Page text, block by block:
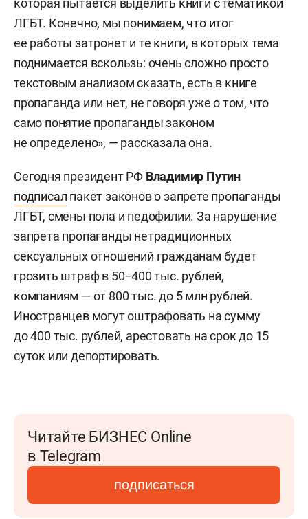
которая пытается выделить книги с тематикой
ЛГБТ. Конечно, мы понимаем, что итог
ее работы затронет и те книги, в которых тема
поднимается вскользь: очень сложно просто
текстовым анализом сказать, есть в книге
пропаганда или нет, не говоря уже о том, что
само понятие пропаганды законом
не определено», — рассказала она.
Сегодня президент РФ Владимир Путин
подписал пакет законов о запрете пропаганды
ЛГБТ, смены пола и педофилии. За нарушение
запрета пропаганды нетрадиционных
сексуальных отношений гражданам будет
грозить штраф в 50−400 тыс. рублей,
компаниям — от 800 тыс. до 5 млн рублей.
Иностранцев могут оштрафовать на сумму
до 400 тыс. рублей, арестовать на срок до 15
суток или депортировать.
Читайте БИЗНЕС Online
в Telegram
подписаться